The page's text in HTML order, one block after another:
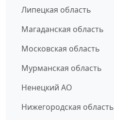
Липецкая область
Магаданская область
Московская область
Мурманская область
Ненецкий АО
Нижегородская область